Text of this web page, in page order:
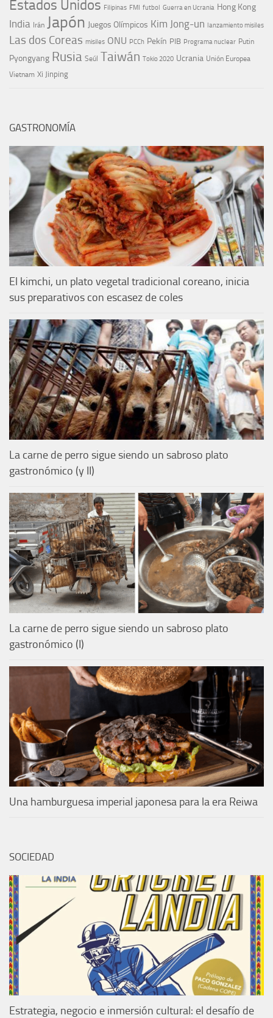
Estados Unidos Filipinas FMI futbol Guerra en Ucrania Hong Kong
India Irán Japón Juegos Olímpicos Kim Jong-un lanzamiento misiles
Las dos Coreas misiles ONU PCCh Pekín PIB Programa nuclear Putin
Pyongyang Rusia Seúl Taiwán Tokio 2020 Ucrania Unión Europea
Vietnam Xi Jinping
GASTRONOMÍA
El kimchi, un plato vegetal tradicional coreano, inicia
sus preparativos con escasez de coles
La carne de perro sigue siendo un sabroso plato
gastronómico (y II)
La carne de perro sigue siendo un sabroso plato
gastronómico (I)
Una hamburguesa imperial japonesa para la era Reiwa
SOCIEDAD
Estrategia, negocio e inmersión cultural: el desafío de